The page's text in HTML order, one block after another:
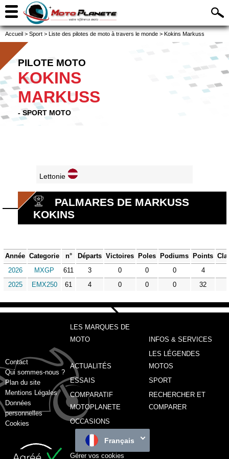
Accueil > Sport > Liste des pilotes de moto à travers le monde > Kokins Markuss
PILOTE MOTO
KOKINS
MARKUSS
- SPORT MOTO
Lettonie
PALMARES DE MARKUSS
KOKINS
Année Categorie n° Départs Victoires Poles Podiums Points
2026
MXGP 611 3 0 0 0
4
2025
EMX250 61 4 0 0 0 32
Contact
Qui sommes-nous ?
Plan du site
Mentions Légales
Données
personnelles
Cookies
LES MARQUES DE
MOTO
INFOS & SERVICES
ACTUALITÉS
LES LÉGENDES
MOTOS
ESSAIS
SPORT
COMPARATIF
MOTOPLANETE
RECHERCHER ET
COMPARER
OCCASIONS
Français
Gérer vos cookies